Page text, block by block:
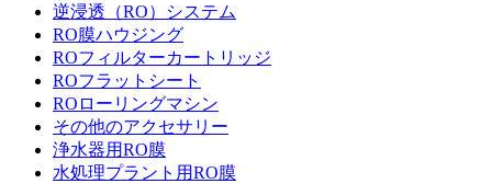
逆浸透（RO）システム
RO膜ハウジング
ROフィルターカートリッジ
ROフラットシート
ROローリングマシン
その他のアクセサリー
浄水器用RO膜
水処理プラント用RO膜